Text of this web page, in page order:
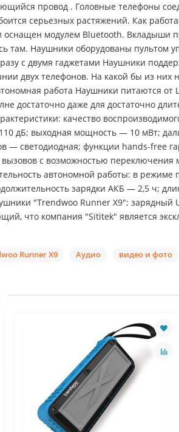
провод . Головные телефоны
серьезных растяжений. Как
оснащен модулем Bluetooth.
там. Наушники оборудованы
с двумя гаджетами Наушники
двух телефонов. На какой бы из
работа Наушники питаются от
достаточно даже для достаточно
качество
дБ; выходная мощность — 10 мВт;
— светодиодная; функции hands-free
с возможностью
автономной работы: в
зарядки АКБ — 2,5 ч;
"Trendwoo Runner X9";
что компания "Sititek" является
Runner X9 Аудио видео и фото